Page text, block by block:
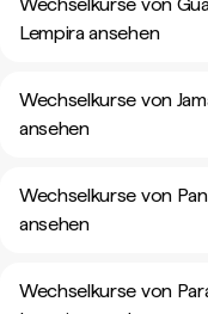
Lempira ansehen
Wechselkurse von
ansehen
Wechselkurse von
ansehen
Wechselkurse von